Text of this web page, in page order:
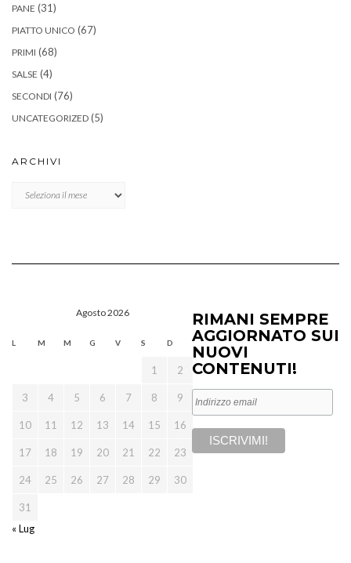
PANE (31)
PIATTO UNICO (67)
PRIMI (68)
SALSE (4)
SECONDI (76)
UNCATEGORIZED (5)
ARCHIVI
Agosto 2026
L M M G V S D
1 2
3 4 5 6 7 8 9
10 11 12 13 14 15 16
17 18 19 20 21 22 23
24 25 26 27 28 29 30
31
« Lug
RIMANI SEMPRE
AGGIORNATO SUI
NUOVI
CONTENUTI!